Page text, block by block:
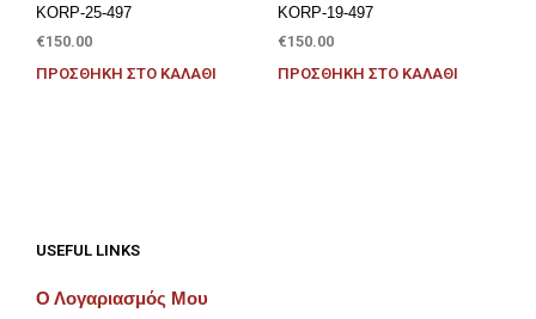
KORP-25-497
€150.00
ΠΡΟΣΘΉΚΗ ΣΤΟ ΚΑΛΆΘΙ
KORP-19-497
€150.00
ΠΡΟΣΘΉΚΗ ΣΤΟ ΚΑΛΆΘΙ
USEFUL LINKS
Ο Λογαριασμός Μου